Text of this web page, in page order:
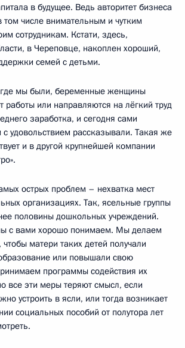
в будущее. Ведь авторитет бизнеса
том числе внимательным и чутким
сотрудникам. Кстати, здесь,
в Череповце, накоплен хороший,
семей с детьми.
где мы были, беременные женщины
работы или направляются на лёгкий труд
заработка, и сегодня сами
удовольствием рассказывали. Такая же
и в другой крупнейшей компании
острых проблем – нехватка мест
организациях. Так, ясельные группы
половины дошкольных учреждений.
с вами хорошо понимаем. Мы делаем
матери таких детей получали
или повышали свою
программы содействия их
все эти меры теряют смысл, если
устроить в ясли, или тогда возникает
социальных пособий от полутора лет